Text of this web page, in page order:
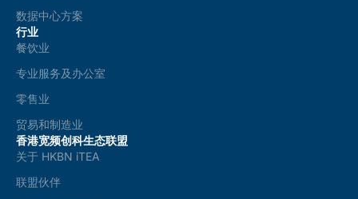
数据中心方案
行业
餐饮业
专业服务及办公室
零售业
贸易和制造业
香港宽频创科生态联盟
关于 HKBN iTEA
联盟伙伴